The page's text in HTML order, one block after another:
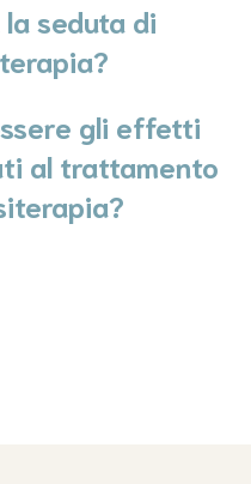
seduta di
gli effetti
al trattamento